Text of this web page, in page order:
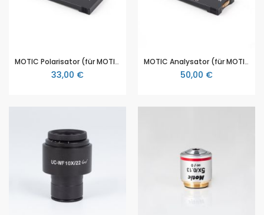
MOTIC Polarisator (für MOTIC BA310 POL, BA310 MET)
33,00 €
MOTIC Analysator (für MOTIC BA310 POL)
50,00 €